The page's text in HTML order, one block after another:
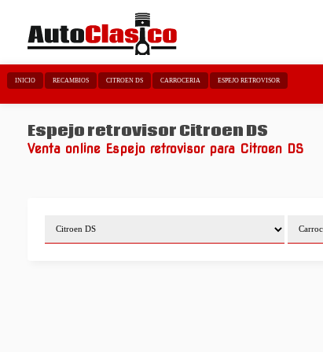
INICIO RECAMBIOS CITROEN DS CARROCERIA ESPEJO RETROVISOR
Espejo retrovisor Citroen DS
Venta online Espejo retrovisor para Citroen DS